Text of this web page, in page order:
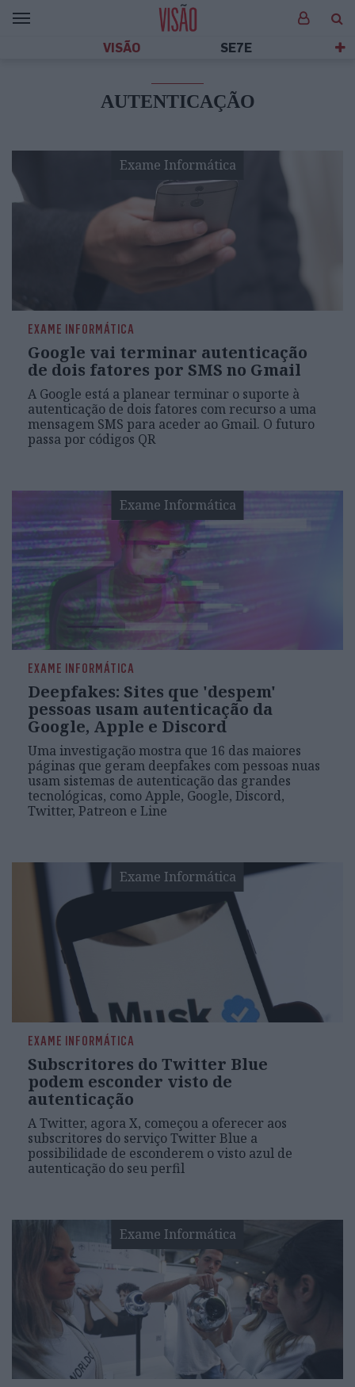
VISÃO SE7E
AUTENTICAÇÃO
Exame Informática
EXAME INFORMÁTICA
Google vai terminar autenticação
de dois fatores por SMS no Gmail
A Google está a planear terminar o suporte à
autenticação de dois fatores com recurso a uma
mensagem SMS para aceder ao Gmail. O futuro
passa por códigos QR
Exame Informática
EXAME INFORMÁTICA
Deepfakes: Sites que 'despem'
pessoas usam autenticação da
Google, Apple e Discord
Uma investigação mostra que 16 das maiores
páginas que geram deepfakes com pessoas nuas
usam sistemas de autenticação das grandes
tecnológicas, como Apple, Google, Discord,
Twitter, Patreon e Line
Exame Informática
EXAME INFORMÁTICA
Subscritores do Twitter Blue
podem esconder visto de
autenticação
A Twitter, agora X, começou a oferecer aos
subscritores do serviço Twitter Blue a
possibilidade de esconderem o visto azul de
autenticação do seu perfil
Exame Informática